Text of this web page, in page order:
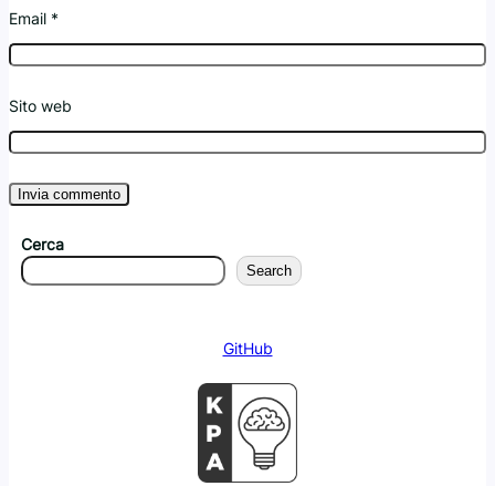
Email *
Sito web
Cerca
Search
GitHub